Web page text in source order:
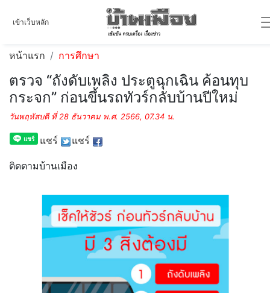
เข้าเว็บหลัก
หน้าแรก การศึกษา
ตรวจ “ถังดับเพลิง ประตูฉุกเฉิน ค้อนทุบ
กระจก” ก่อนขึ้นรถทัวร์กลับบ้านปีใหม่
วันพฤหัสบดี ที่ 28 ธันวาคม พ.ศ. 2566, 07.34 น.
แชร์ แชร์
ติดตามบ้านเมือง